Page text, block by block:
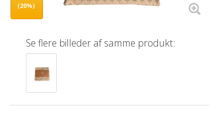
(20%)
Se flere billeder af samme produkt: